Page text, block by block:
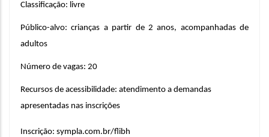
Classificação: livre
Público-alvo: crianças a partir de 2 anos, acompanhadas de
adultos
Número de vagas: 20
Recursos de acessibilidade: atendimento a demandas
apresentadas nas inscrições
Inscrição: sympla.com.br/flibh